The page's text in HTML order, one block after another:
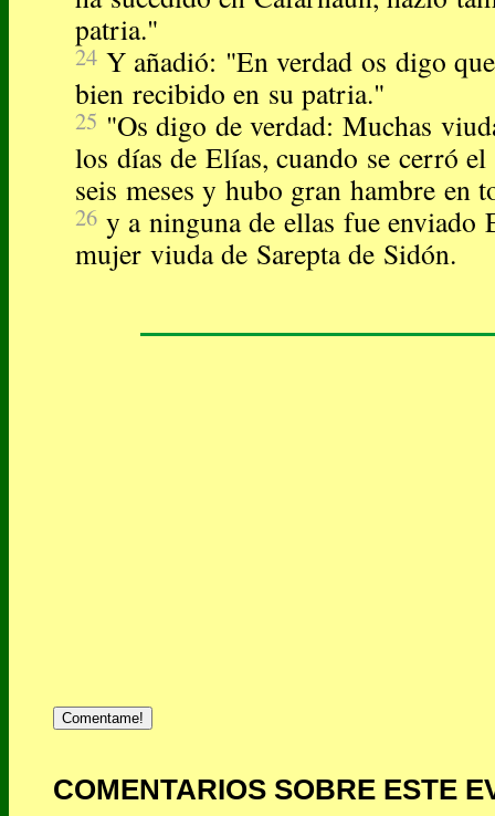
patria."
24 Y añadió: "En verdad os digo
bien recibido en su patria."
25 "Os digo de verdad: Muchas
los días de Elías, cuando se cerró
seis meses y hubo gran hambre en
26 y a ninguna de ellas fue enviado
mujer viuda de Sarepta de Sidón.
Comentame!
COMENTARIOS SOBRE ESTE